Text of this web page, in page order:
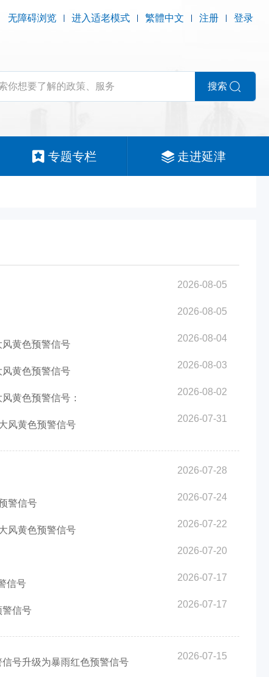
无障碍浏览 进入适老模式 繁體中文 注册 登录
搜索
专题专栏 走进延津
2026-08-05
2026-08-05
黄色预警信号
2026-08-04
黄色预警信号
2026-08-03
黄色预警信号：
2026-08-02
风黄色预警信号
2026-07-31
2026-07-28
警信号
2026-07-24
风黄色预警信号
2026-07-22
2026-07-20
信号
2026-07-17
警信号
2026-07-17
号升级为暴雨红色预警信号
2026-07-15